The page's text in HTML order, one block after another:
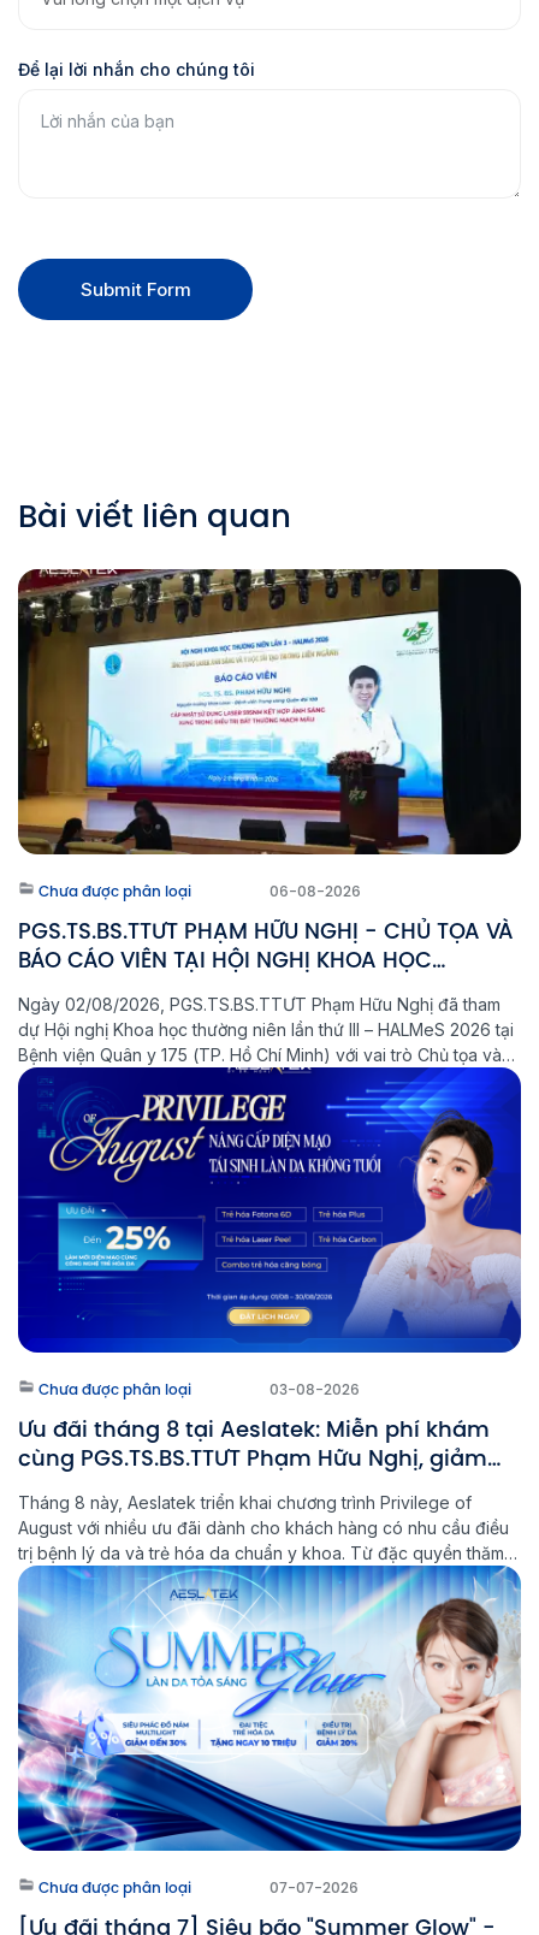
Để lại lời nhắn cho chúng tôi
Submit Form
Bài viết liên quan
Chưa được phân loại 06-08-2026
PGS.TS.BS.TTƯT PHẠM HỮU NGHỊ - CHỦ TỌA VÀ
BÁO CÁO VIÊN TẠI HỘI NGHỊ KHOA HỌC
Ngày 02/08/2026, PGS.TS.BS.TTƯT Phạm Hữu Nghị đã tham
dự Hội nghị Khoa học thường niên lần thứ III – HALMeS 2026 tại
Bệnh viện Quân y 175 (TP. Hồ Chí Minh) với vai trò Chủ tọa và
Báo cáo viên. Sự kiện tiếp tục khẳng định vị thế chuyên môn
của bác sĩ trong lĩnh […]
Chưa được phân loại 03-08-2026
Ưu đãi tháng 8 tại Aeslatek: Miễn phí khám
cùng PGS.TS.BS.TTƯT Phạm Hữu Nghị, giảm
đến 25% liệu trình trẻ hóa
Tháng 8 này, Aeslatek triển khai chương trình Privilege of
August với nhiều ưu đãi dành cho khách hàng có nhu cầu điều
trị bệnh lý da và trẻ hóa da chuẩn y khoa. Từ đặc quyền thăm
khám cùng chuyên gia đến các chương trình ưu đãi lên đến
25%, đây là cơ hội […]
Chưa được phân loại 07-07-2026
[Ưu đãi tháng 7] Siêu bão "Summer Glow" -